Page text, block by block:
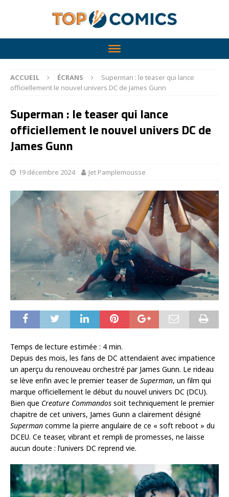
ACCUEIL ÉCRANS
Superman : le teaser qui lance
officiellement le nouvel univers DC de James Gunn
Superman : le teaser qui lance
officiellement le nouvel univers DC de
James Gunn
19 décembre 2024 Jet Pamplemousse
Temps de lecture estimée : 4 min.
Depuis des mois, les fans de DC attendaient avec impatience
un aperçu du renouveau orchestré par James Gunn. Le rideau
se lève enfin avec le premier teaser de Superman, un film qui
marque officiellement le début du nouvel univers DC (DCU).
Bien que Creature Commandos soit techniquement le premier
chapitre de cet univers, James Gunn a clairement désigné
Superman comme la pierre angulaire de ce « soft reboot » du
DCEU. Ce teaser, vibrant et rempli de promesses, ne laisse
aucun doute : l’univers DC reprend vie.